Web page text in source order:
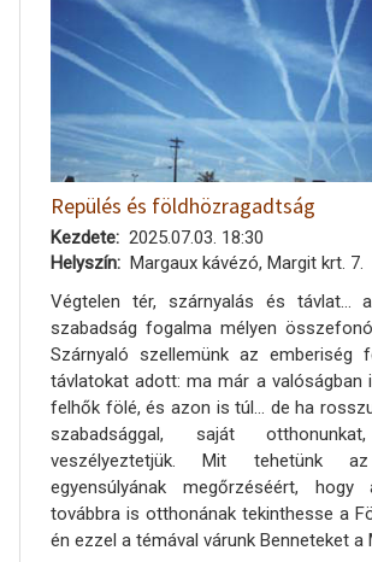
Repülés és földhözragadtság
Kezdete
2025.07.03. 18:30
Helyszín
Margaux kávézó, Margit krt. 7.
Végtelen tér, szárnyalás és távlat…
szabadság fogalma mélyen
Szárnyaló szellemünk az emberiség
távlatokat adott: ma már a valóságban
felhők fölé, és azon is túl… de ha
szabadsággal, saját
veszélyeztetjük. Mit tehetünk
egyensúlyának megőrzéséért, hogy
továbbra is otthonának tekinthesse a
én ezzel a témával várunk Benneteket a